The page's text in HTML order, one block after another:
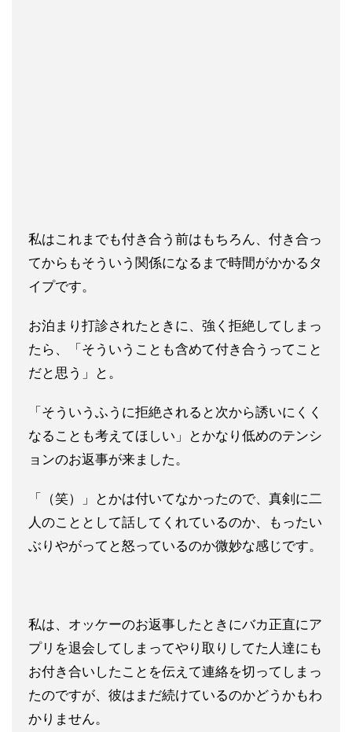
私はこれまでも付き合う前はもちろん、付き合っ
てからもそういう関係になるまで時間がかかるタ
イプです。
お泊まり打診されたときに、強く拒絶してしまっ
たら、「そういうことも含めて付き合うってこと
だと思う」と。
「そういうふうに拒絶されると次から誘いにくく
なることも考えてほしい」とかなり低めのテンシ
ョンのお返事が来ました。
「（笑）」とかは付いてなかったので、真剣に二
人のこととして話してくれているのか、もったい
ぶりやがってと怒っているのか微妙な感じです。
私は、オッケーのお返事したときにバカ正直にア
プリを退会してしまってやり取りしてた人達にも
お付き合いしたことを伝えて連絡を切ってしまっ
たのですが、彼はまだ続けているのかどうかもわ
かりません。